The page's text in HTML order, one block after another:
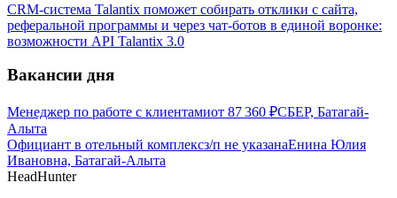
CRM-система Talantix поможет собирать отклики с сайта,
реферальной программы и через чат-ботов в единой воронке:
возможности API Talantix 3.0
Вакансии дня
Менеджер по работе с клиентамиот 87 360 ₽СБЕР, Батагай-
Алыта
Официант в отельный комплексз/п не указанаЕнина Юлия
Ивановна, Батагай-Алыта
HeadHunter